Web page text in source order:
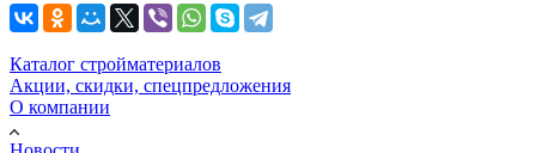
Каталог стройматериалов
Акции, скидки, спецпредложения
О компании